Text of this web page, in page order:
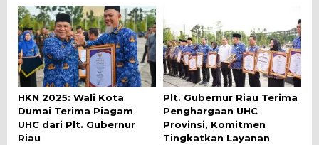
HKN 2025: Wali Kota
Dumai Terima Piagam
UHC dari Plt. Gubernur
Riau
Plt. Gubernur Riau Terima
Penghargaan UHC
Provinsi, Komitmen
Tingkatkan Layanan